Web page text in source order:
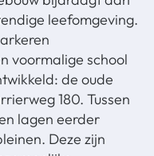
leefomgeving.
voormalige school
de oude
180. Tussen
lagen eerder
Deze zijn